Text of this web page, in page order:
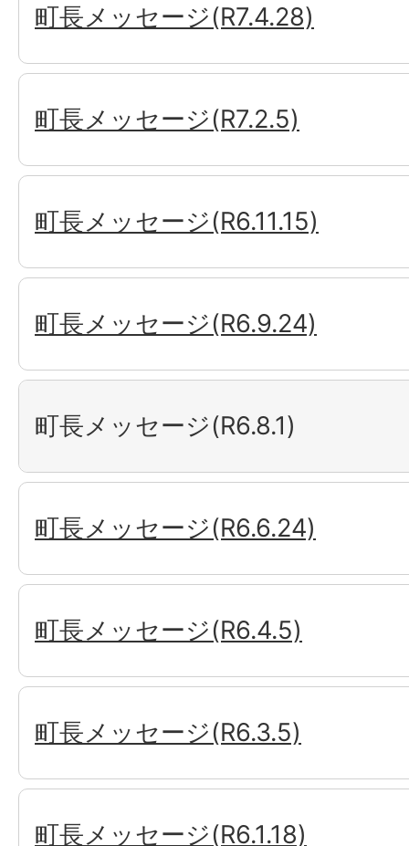
町長メッセージ(R7.4.28)
町長メッセージ(R7.2.5)
町長メッセージ(R6.11.15)
町長メッセージ(R6.9.24)
町長メッセージ(R6.8.1)
町長メッセージ(R6.6.24)
町長メッセージ(R6.4.5)
町長メッセージ(R6.3.5)
町長メッセージ(R6.1.18)